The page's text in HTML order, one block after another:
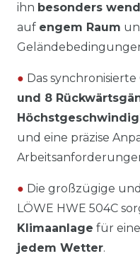
ihn besonders
auf engem Raum
● Das
und 8
und eine präzise
● Die großzügige
LÖWE HWE 504C
Klimaanlage für
jedem Wetter.